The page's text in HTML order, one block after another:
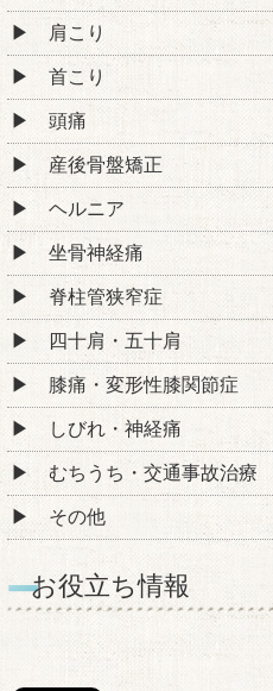
肩こり
首こり
頭痛
産後骨盤矯正
ヘルニア
坐骨神経痛
脊柱管狭窄症
四十肩・五十肩
膝痛・変形性膝関節症
しびれ・神経痛
むちうち・交通事故治療
その他
お役立ち情報